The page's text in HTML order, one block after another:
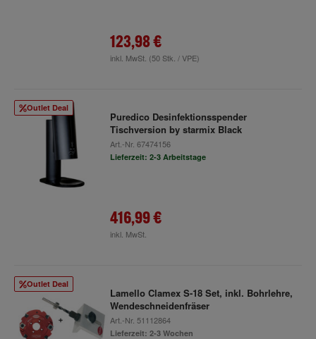
123,98 €
inkl. MwSt. (50 Stk. / VPE)
Outlet Deal
Puredico Desinfektionsspender
Tischversion by starmix Black
Art.-Nr. 67474156
Lieferzeit: 2-3 Arbeitstage
416,99 €
inkl. MwSt.
Outlet Deal
Lamello Clamex S-18 Set, inkl. Bohrlehre,
Wendeschneidenfräser
Art.-Nr. 51112864
Lieferzeit: 2-3 Wochen